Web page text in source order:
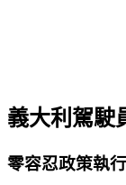
義大利駕駛
零容忍政策執行